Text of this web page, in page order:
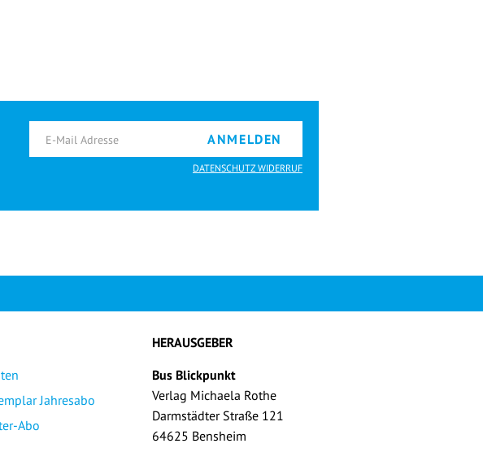
ANMELDEN
DATENSCHUTZ WIDERRUF
Jahresabo
Abo
HERAUSGEBER
Bus Blickpunkt
Verlag Michaela Rothe
Darmstädter Straße 121
64625 Bensheim